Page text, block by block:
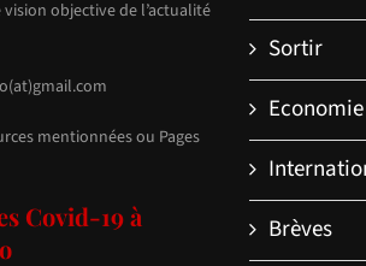
objective de l’actualité
mentionnées ou Pages
Covid-19 à
Sortir
Economie
Brèves